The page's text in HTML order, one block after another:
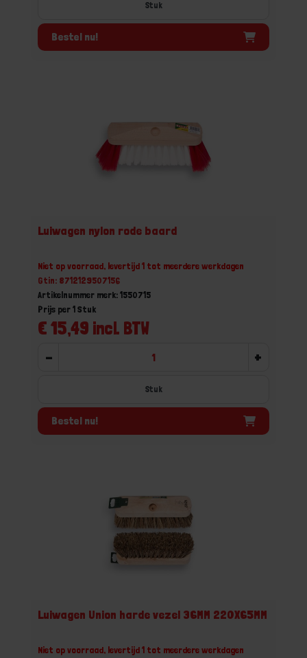
Stuk
Bestel nu!
Luiwagen nylon rode baard
Niet op voorraad, levertijd 1 tot meerdere werkdagen
Gtin: 8712129507156
Artikelnummer merk: 1550715
€ 15,49 incl. BTW
Prijs per 1 Stuk
- +
Stuk
Bestel nu!
Luiwagen Union harde vezel 36MM 220X65MM
Niet op voorraad, levertijd 1 tot meerdere werkdagen